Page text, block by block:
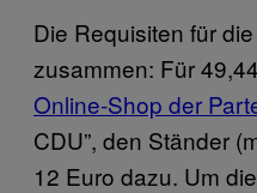
Die Requisiten für
zusammen: Für
Online-Shop der
CDU”, den Ständer
12 Euro dazu. Um